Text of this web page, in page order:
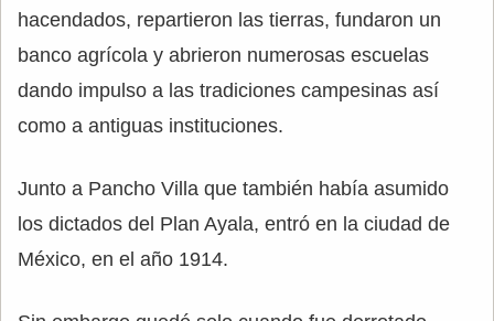
hacendados, repartieron las tierras, fundaron un
banco agrícola y abrieron numerosas escuelas
dando impulso a las tradiciones campesinas así
como a antiguas instituciones.
Junto a Pancho Villa que también había asumido
los dictados del Plan Ayala, entró en la ciudad de
México, en el año 1914.